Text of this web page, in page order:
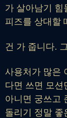
가 살아남기 힘
피즈를 상대할
건 가 줍니다.
사용처가 많은
다면 쓰면 모션
아니면 궁쓰고
돌리기 정말 좋